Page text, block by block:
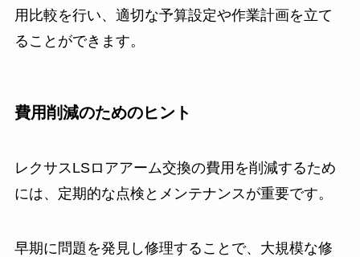
用比較を行い、適切な予算設定や作業計画を立て
ることができます。
費用削減のためのヒント
レクサスLSロアアーム交換の費用を削減するため
には、定期的な点検とメンテナンスが重要です。
早期に問題を発見し修理することで、大規模な修